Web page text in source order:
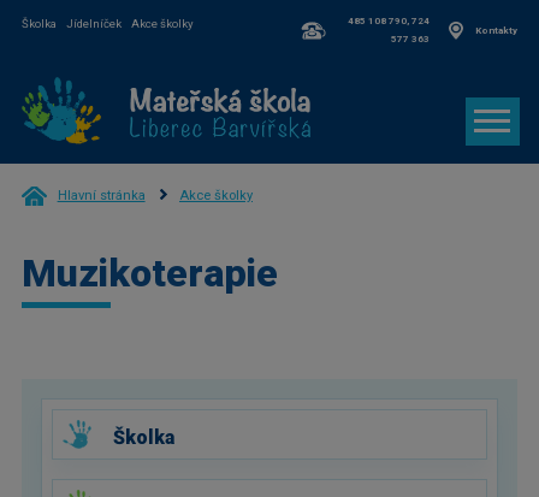
Školka Jídelníček Akce školky
485 108 790, 724
577 363
Kontakty
Hlavní stránka Akce školky
Muzikoterapie
Školka